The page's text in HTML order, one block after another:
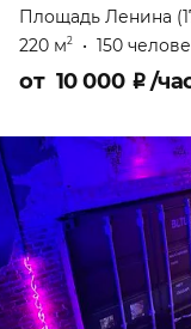
Площадь Ленина
220 м2 • 150
от 10 000 ₽/